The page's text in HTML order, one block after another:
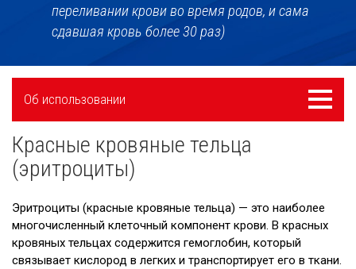
переливании крови во время родов, и сама
сдавшая кровь более 30 раз)
Külgpaani
navigatsioon
Меню
Об использовании
Этапы использования крови
Красные кровяные тельца (эритроциты)
Кровяные пластинки (тромбоциты)
Плазма
Красные кровяные тельца
(эритроциты)
Эритроциты (красные кровяные тельца) — это наиболее
многочисленный клеточный компонент крови. В красных
кровяных тельцах содержится гемоглобин, который
связывает кислород в легких и транспортирует его в ткани.